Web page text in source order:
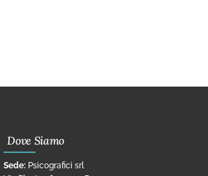
Dove Siamo
Sede: Psicografici srl